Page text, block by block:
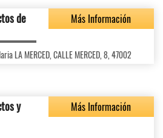
de Más Información
LA MERCED, CALLE MERCED, 8, 47002
y Más Información